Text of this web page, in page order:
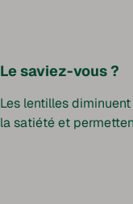
Le saviez-vous ?
Les lentilles
la satiété et